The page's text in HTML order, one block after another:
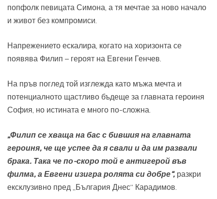
попфолк певицата Симона, а тя мечтае за ново начало
и живот без компромиси.
Напрежението ескалира, когато на хоризонта се
появява Филип – героят на Евгени Генчев.
На пръв поглед той изглежда като мъжа мечта и
потенциалното щастливо бъдеще за главната героиня
София, но истината е много по-сложна.
„Филип се хваща на бас с бившия на главната
героиня, че ще успее да я свали и да им развали
брака. Така че по-скоро той е антигерой във
филма, а Евгени изигра ролята си добре“, разкри
ексклузивно пред „България Днес“ Карадимов.